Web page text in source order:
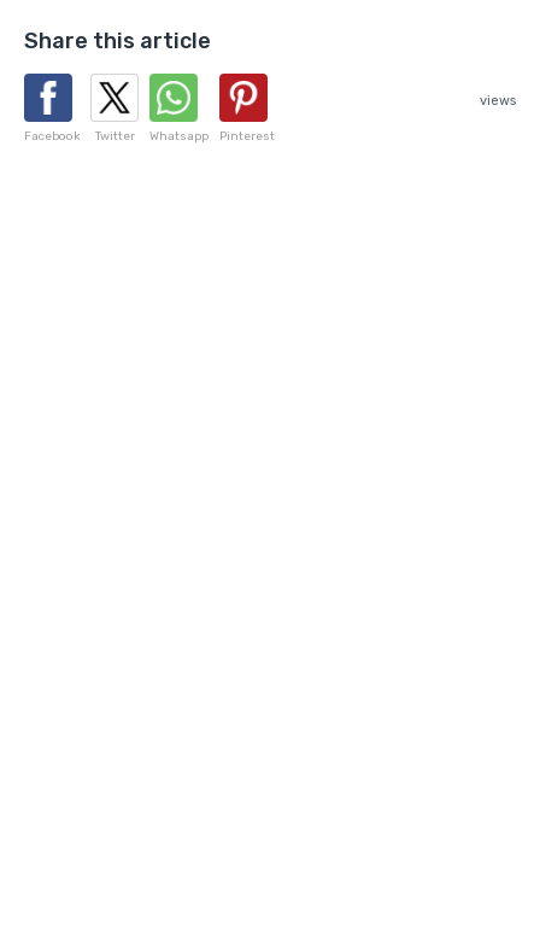
Share this article
Facebook Twitter Whatsapp Pinterest
views